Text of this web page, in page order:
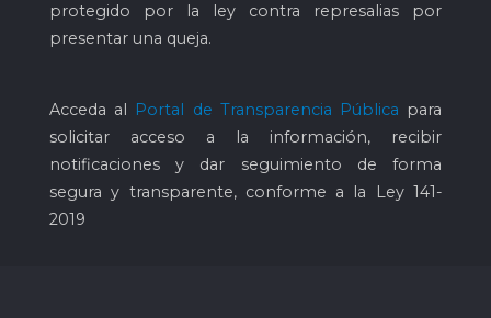
protegido por la ley contra represalias por
presentar una queja.
Acceda al Portal de Transparencia Pública para
solicitar acceso a la información, recibir
notificaciones y dar seguimiento de forma
segura y transparente, conforme a la Ley 141-
2019